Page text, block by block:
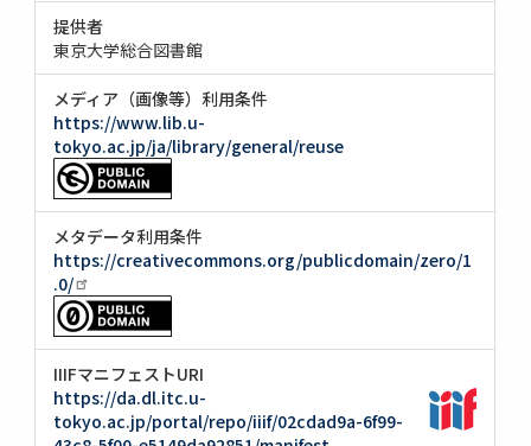
提供者
東京大学総合図書館
メディア（画像等）利用条件
https://www.lib.u-
tokyo.ac.jp/ja/library/general/reuse
メタデータ利用条件
https://creativecommons.org/publicdomain/zero/1
.0/
IIIFマニフェストURI
https://da.dl.itc.u-
tokyo.ac.jp/portal/repo/iiif/02cdad9a-6f99-